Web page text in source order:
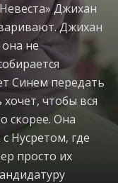
Джихан
Джихан
не
Синем передать
чтобы вся
скорее. Она
Нусретом, где
просто их